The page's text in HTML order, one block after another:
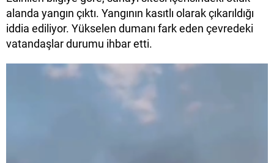
alanda yangın çıktı. Yangının kasıtlı olarak çıkarıldığı
iddia ediliyor. Yükselen dumanı fark eden çevredeki
vatandaşlar durumu ihbar etti.